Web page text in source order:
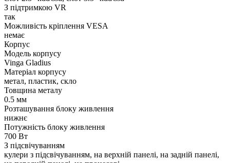
З підтримкою VR
так
Можливість кріплення VESA
немає
Корпус
Модель корпусу
Vinga Gladius
Матеріал корпусу
метал, пластик, скло
Товщина металу
0.5 мм
Розташування блоку живлення
нижнє
Потужність блоку живлення
700 Вт
З підсвічуванням
кулери з підсвічуванням, на верхній панелі, на задній панелі,